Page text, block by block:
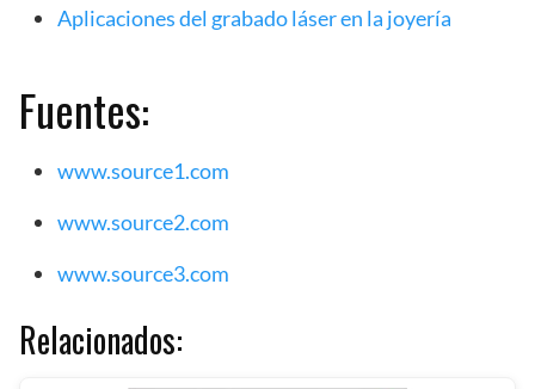
Aplicaciones del grabado láser en la joyería
Fuentes:
www.source1.com
www.source2.com
www.source3.com
Relacionados: